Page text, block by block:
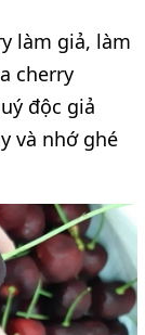
làm giả, làm
cherry
độc giả
và nhớ ghé